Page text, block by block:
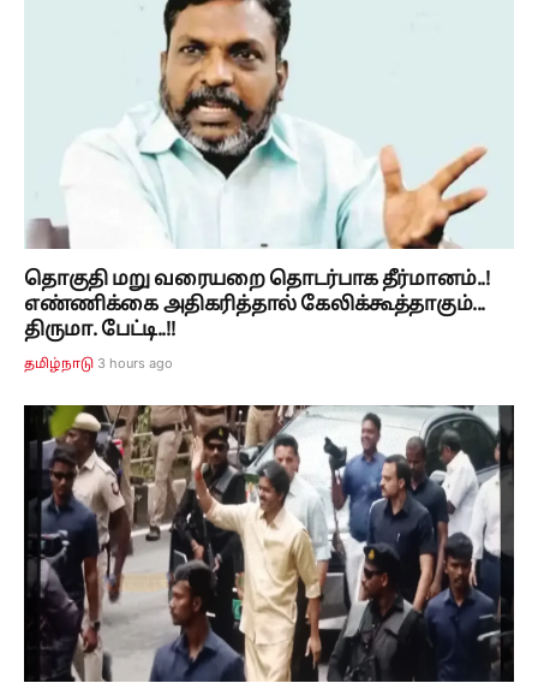
தொகுதி மறு வரையறை தொடர்பாக தீர்மானம்..!
எண்ணிக்கை அதிகரித்தால் கேலிக்கூத்தாகும்...
திருமா. பேட்டி..!!
தமிழ்நாடு 3 hours ago